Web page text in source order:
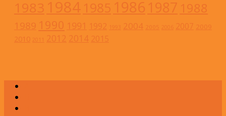
1983 1984 1985 1986 1987 1988
1989 1990 1991 1992 1993 2004 2005 2006 2007 2009
2010 2011 2012 2014 2015